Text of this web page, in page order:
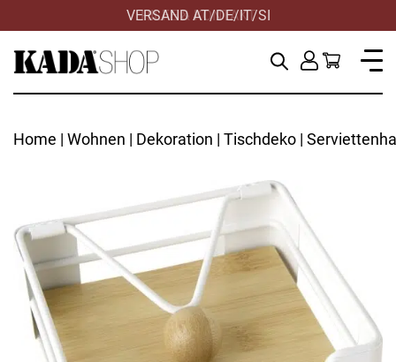
HILFE & KONTAKT
VERSAND AT/DE/IT/SI
Home | Wohnen | Dekoration | Tischdeko |